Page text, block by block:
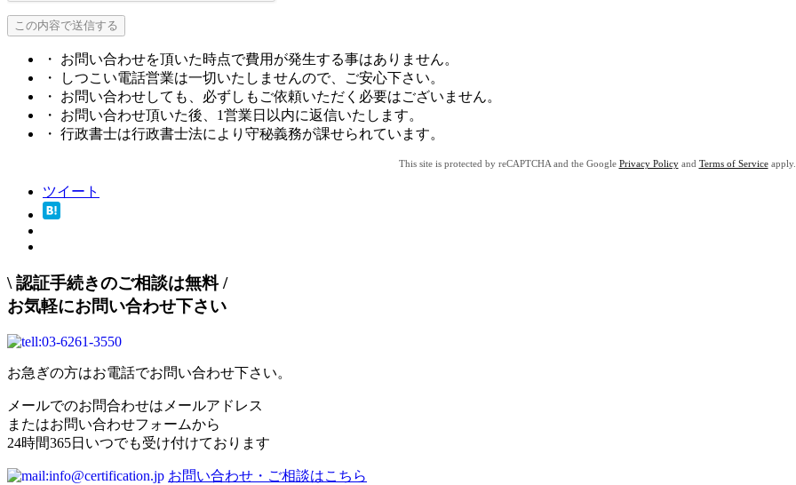
・ お問い合わせを頂いた時点で費用が発生する事はありません。
・ しつこい電話営業は一切いたしませんので、ご安心下さい。
・ お問い合わせしても、必ずしもご依頼いただく必要はございません。
・ お問い合わせ頂いた後、1営業日以内に返信いたします。
・ 行政書士は行政書士法により守秘義務が課せられています。
This site is protected by reCAPTCHA and the Google Privacy Policyand Terms of Serviceapply.
ツイート
\ 認証手続きのご相談は無料/
お気軽にお問い合わせ下さい
お急ぎの方はお電話でお問い合わせ下さい。
メールでのお問合わせはメールアドレス
またはお問い合わせフォームから
24時間365日いつでも受け付けております
お問い合わせ・ご相談はこちら